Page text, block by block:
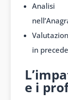
Analisi
in
e i